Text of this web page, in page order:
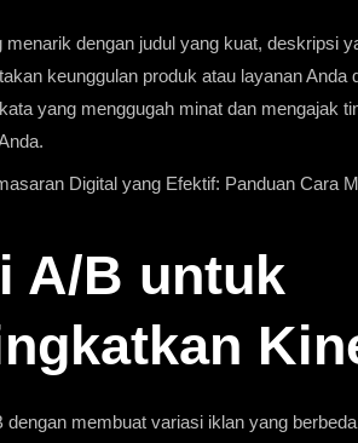
menarik dengan judul yang kuat, deskripsi
keunggulan produk atau layanan Anda
yang menggugah minat dan mengajak
Digital yang Efektif: Panduan Cara
A/B untuk
dengan membuat variasi iklan yang